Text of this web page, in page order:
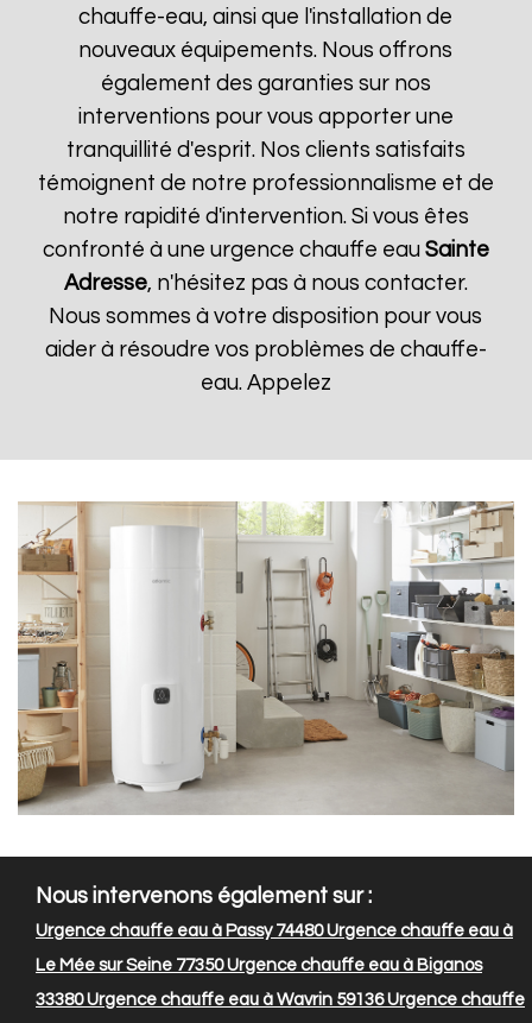
chauffe-eau, ainsi que l'installation de
nouveaux équipements. Nous offrons
également des garanties sur nos
interventions pour vous apporter une
tranquillité d'esprit. Nos clients satisfaits
témoignent de notre professionnalisme et de
notre rapidité d'intervention. Si vous êtes
confronté à une urgence chauffe eau Sainte
Adresse, n'hésitez pas à nous contacter.
Nous sommes à votre disposition pour vous
aider à résoudre vos problèmes de chauffe-
eau. Appelez
Nous intervenons également sur :
Urgence chauffe eau à Passy 74480Urgence chauffe eau à
Le Mée sur Seine 77350Urgence chauffe eau à Biganos
33380Urgence chauffe eau à Wavrin 59136Urgence chauffe